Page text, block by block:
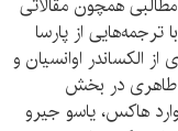
ترجمه‌هایی از پارسا
الکساندر اوانسیان و
طاهری در بخش
هاکس، یاسو جیرو